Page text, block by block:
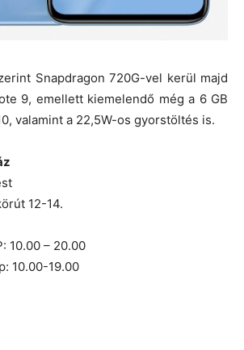
Snapdragon 720G-vel kerül majd
9, emellett kiemelendő még a 6 GB
valamint a 22,5W-os gyorstöltés is.
12-14.
10.00 – 20.00
10.00-19.00